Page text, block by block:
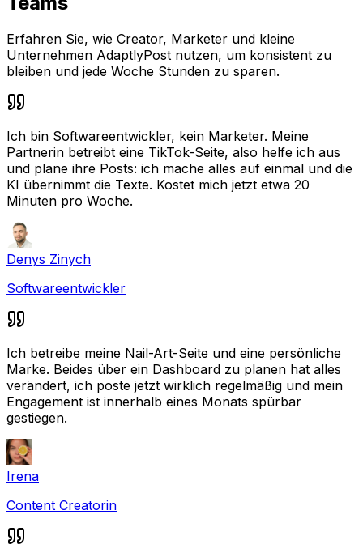
Erfahren Sie, wie Creator, Marketer und kleine
Unternehmen AdaptlyPost nutzen, um konsistent zu
bleiben und jede Woche Stunden zu sparen.
Ich bin Softwareentwickler, kein Marketer. Meine
Partnerin betreibt eine TikTok-Seite, also helfe ich aus
und plane ihre Posts: ich mache alles auf einmal und die
KI übernimmt die Texte. Kostet mich jetzt etwa 20
Minuten pro Woche.
Denys Zinych
Softwareentwickler
Ich betreibe meine Nail-Art-Seite und eine persönliche
Marke. Beides über ein Dashboard zu planen hat alles
verändert, ich poste jetzt wirklich regelmäßig und mein
Engagement ist innerhalb eines Monats spürbar
gestiegen.
Irena
Content Creatorin